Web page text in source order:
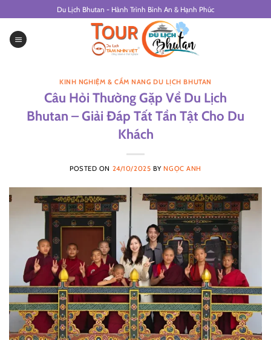
to
content
Du Lịch Bhutan - Hành Trình Bình An & Hạnh Phúc
KINH NGHIỆM & CẨM NANG DU LỊCH BHUTAN
Câu Hỏi Thường Gặp Về Du Lịch
Bhutan – Giải Đáp Tất Tần Tật Cho Du
Khách
POSTED ON 24/10/2025 BYNGỌC ANH